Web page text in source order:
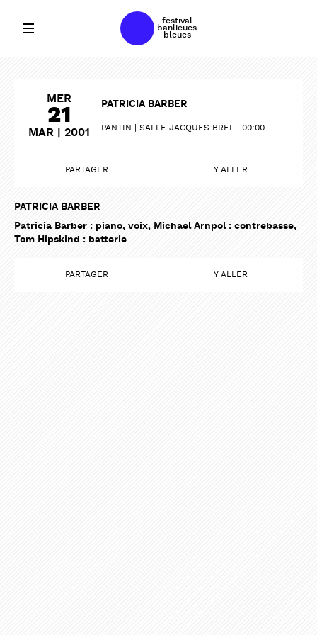
festival
banlieues
bleues
MER
21
MAR | 2001
PATRICIA BARBER
PANTIN SALLE JACQUES BREL 00:00
PARTAGER Y ALLER
PATRICIA BARBER
Patricia Barber : piano, voix, Michael Arnpol : contrebasse,
Tom Hipskind : batterie
PARTAGER Y ALLER